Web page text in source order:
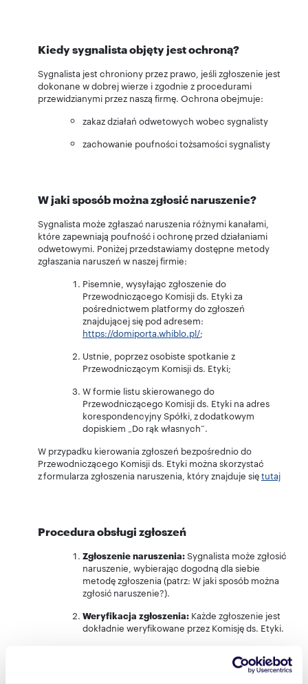
Kiedy sygnalista objęty jest ochroną?
Sygnalista jest chroniony przez prawo, jeśli zgłoszenie jest
dokonane w dobrej wierze i zgodnie z procedurami
przewidzianymi przez naszą firmę. Ochrona obejmuje:
zakaz działań odwetowych wobec sygnalisty
zachowanie poufności tożsamości sygnalisty
W jaki sposób można zgłosić naruszenie?
Sygnalista może zgłaszać naruszenia różnymi kanałami,
które zapewniają poufność i ochronę przed działaniami
odwetowymi. Poniżej przedstawiamy dostępne metody
zgłaszania naruszeń w naszej firmie:
Pisemnie, wysyłając zgłoszenie do
Przewodniczącego Komisji ds. Etyki za
pośrednictwem platformy do zgłoszeń
znajdującej się pod adresem:
https://domiporta.whiblo.pl/;
Ustnie, poprzez osobiste spotkanie z
Przewodniczącym Komisji ds. Etyki;
W formie listu skierowanego do
Przewodniczącego Komisji ds. Etyki na adres
korespondencyjny Spółki, z dodatkowym
dopiskiem „Do rąk własnych”.
W przypadku kierowania zgłoszeń bezpośrednio do
Przewodniczącego Komisji ds. Etyki można skorzystać
z formularza zgłoszenia naruszenia, który znajduje siętutaj
Procedura obsługi zgłoszeń
Zgłoszenie naruszenia:Sygnalista może zgłosić
naruszenie, wybierając dogodną dla siebie
metodę zgłoszenia (patrz: W jaki sposób można
zgłosić naruszenie?).
Weryfikacja zgłoszenia: Każde zgłoszenie jest
dokładnie weryfikowane przez Komisję ds. Etyki.
potwierdzenia naruszenia, podejmowane są